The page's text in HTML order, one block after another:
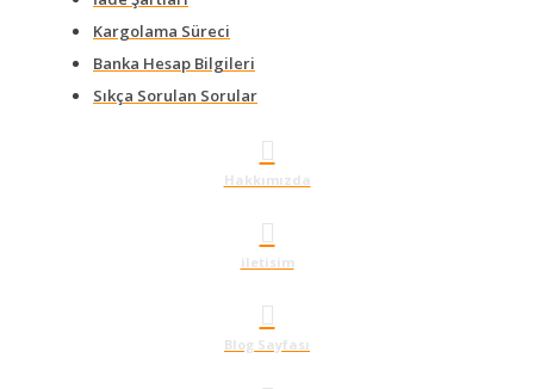
Kargolama Süreci
Banka Hesap Bilgileri
Sıkça Sorulan Sorular
Hakkımızda
iletisim
Blog Sayfası